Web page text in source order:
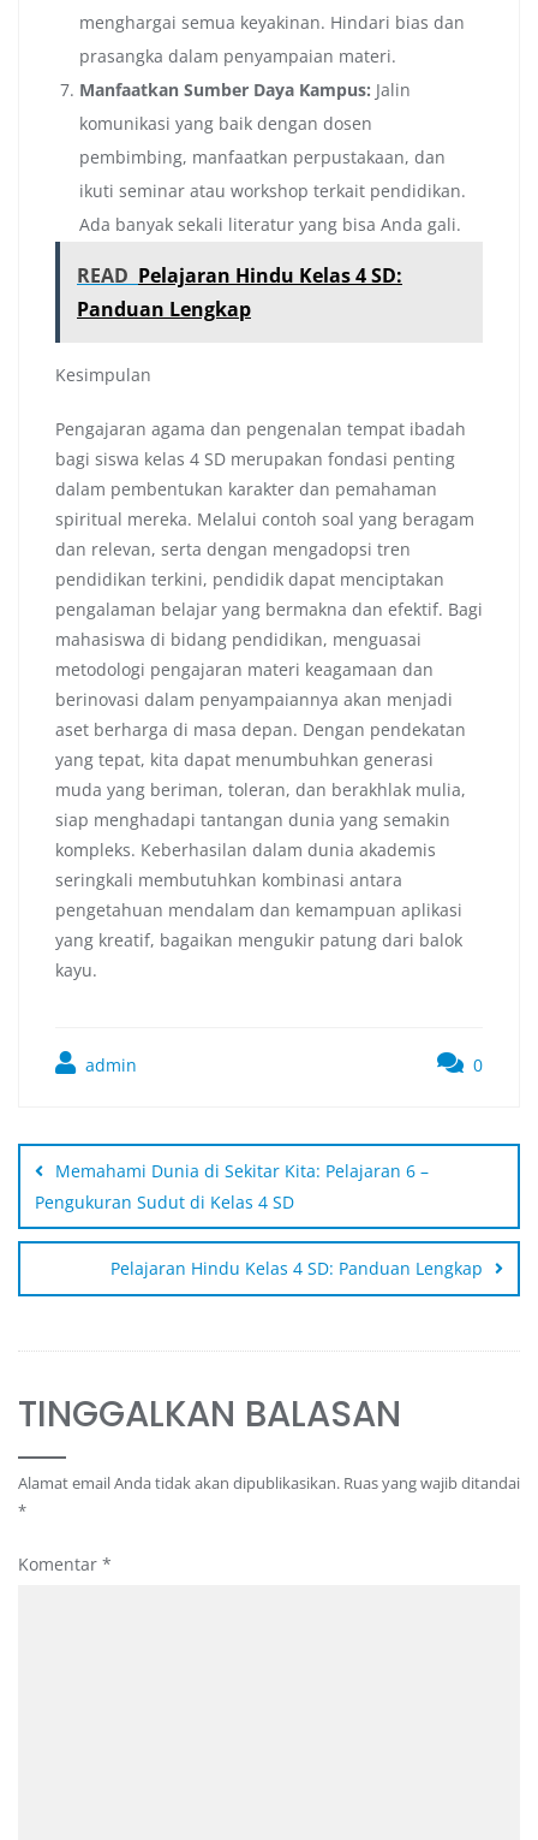
menghargai semua keyakinan. Hindari bias dan
prasangka dalam penyampaian materi.
Manfaatkan Sumber Daya Kampus: Jalin
komunikasi yang baik dengan dosen
pembimbing, manfaatkan perpustakaan, dan
ikuti seminar atau workshop terkait pendidikan.
Ada banyak sekali literatur yang bisa Anda gali.
READ Pelajaran Hindu Kelas 4 SD:
Panduan Lengkap
Kesimpulan
Pengajaran agama dan pengenalan tempat ibadah
bagi siswa kelas 4 SD merupakan fondasi penting
dalam pembentukan karakter dan pemahaman
spiritual mereka. Melalui contoh soal yang beragam
dan relevan, serta dengan mengadopsi tren
pendidikan terkini, pendidik dapat menciptakan
pengalaman belajar yang bermakna dan efektif. Bagi
mahasiswa di bidang pendidikan, menguasai
metodologi pengajaran materi keagamaan dan
berinovasi dalam penyampaiannya akan menjadi
aset berharga di masa depan. Dengan pendekatan
yang tepat, kita dapat menumbuhkan generasi
muda yang beriman, toleran, dan berakhlak mulia,
siap menghadapi tantangan dunia yang semakin
kompleks. Keberhasilan dalam dunia akademis
seringkali membutuhkan kombinasi antara
pengetahuan mendalam dan kemampuan aplikasi
yang kreatif, bagaikan mengukir patung dari balok
kayu.
admin 0
Memahami Dunia di Sekitar Kita: Pelajaran 6 –
Pengukuran Sudut di Kelas 4 SD
Pelajaran Hindu Kelas 4 SD: Panduan Lengkap
TINGGALKAN BALASAN
Alamat email Anda tidak akan dipublikasikan. Ruas yang wajib ditandai
*
Komentar *